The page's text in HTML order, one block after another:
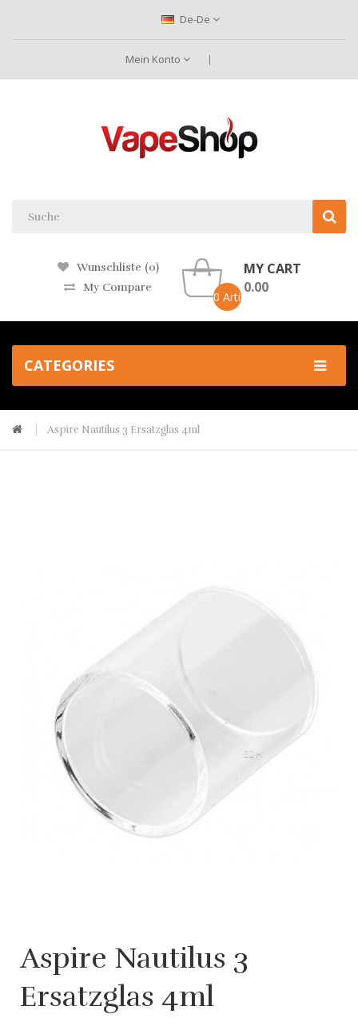
De-De
Mein Konto
Wunschliste (0)
My Compare
0 Artikel -
MY CART
0.00
CATEGORIES
Aspire Nautilus 3 Ersatzglas 4ml
Aspire Nautilus 3
Ersatzglas 4ml